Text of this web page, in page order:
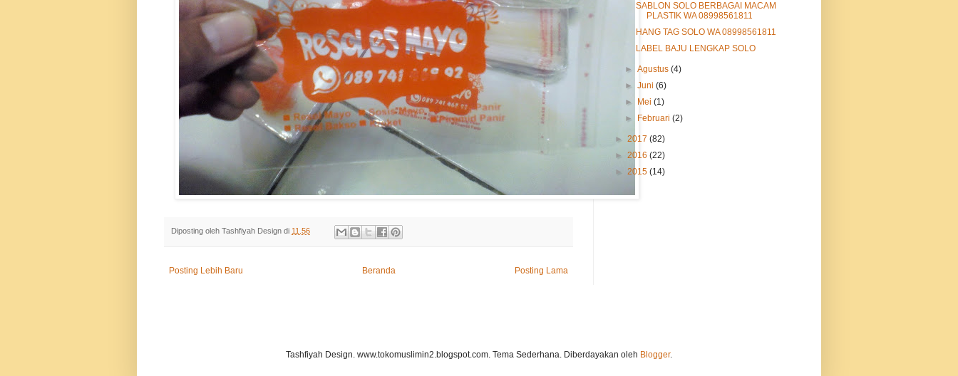
Diposting oleh Tashfiyah Design di 11.56
Posting Lebih Baru Posting Lama
Beranda
SABLON SOLO BERBAGAI MACAM
PLASTIK WA 08998561811
HANG TAG SOLO WA 08998561811
LABEL BAJU LENGKAP SOLO
►Agustus(4)
►Juni(6)
►
Mei(1)
►
Februari(2)
► 2017 (82)
► 2016 (22)
► 2015 (14)
Tashfiyah Design. www.tokomuslimin2.blogspot.com. Tema Sederhana. Diberdayakan oleh Blogger.